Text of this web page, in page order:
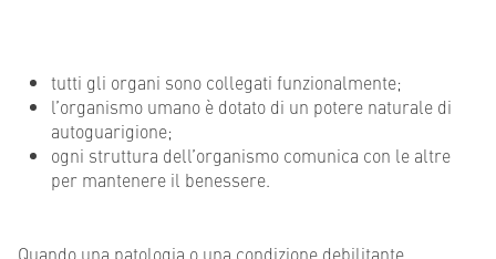
tutti gli organi sono collegati funzionalmente;
l’organismo umano è dotato di un potere naturale di
autoguarigione;
ogni struttura dell’organismo comunica con le altre
per mantenere il benessere.
Quando una patologia o una condizione debilitante